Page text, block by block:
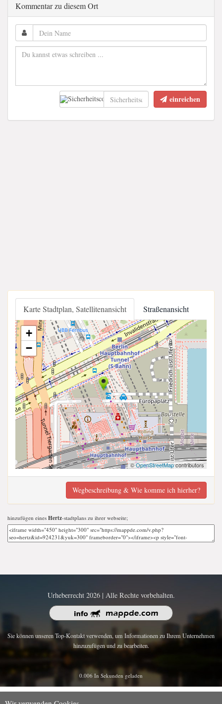
Kommentar zu diesem Ort
einreichen
Karte Stadtplan, Satellitenansicht Straßenansicht
+
−
©OpenStreetMapcontributors
Wegbeschreibung & Wie komme ich hierher?
hinzufügen eines Hertz-stadtplans zu ihrer webseite;
Urheberrecht 2026 | Alle Rechte vorbehalten.
Sie können unseren Top-Kontakt verwenden, um Informationen zu Ihrem Unternehmen
hinzuzufügen und zu bearbeiten.
0.006 In Sekunden geladen